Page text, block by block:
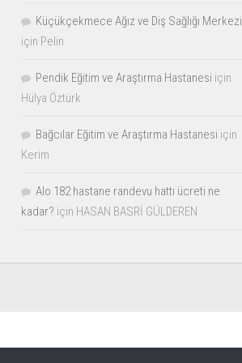
Küçükçekmece Ağız ve Diş Sağlığı Merkezi
için Pelin
Pendik Eğitim ve Araştırma Hastanesi için
Hülya Öztürk
Bağcılar Eğitim ve Araştırma Hastanesi için
Kerim
Alo 182 hastane randevu hattı ücreti ne
kadar? için HASAN BASRİ GÜLDEREN